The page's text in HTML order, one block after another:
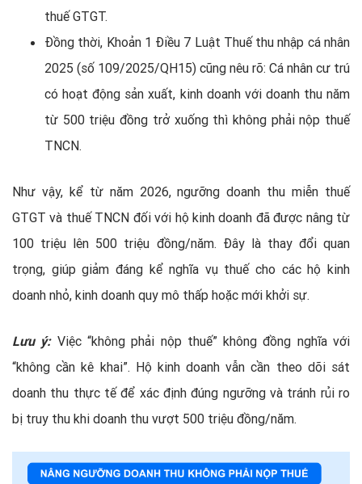
thuế GTGT.
Đồng thời, Khoản 1 Điều 7 Luật Thuế thu nhập cá nhân
2025 (số 109/2025/QH15) cũng nêu rõ: Cá nhân cư trú
có hoạt động sản xuất, kinh doanh với doanh thu năm
từ 500 triệu đồng trở xuống thì không phải nộp thuế
TNCN.
Như vậy, kể từ năm 2026, ngưỡng doanh thu miễn thuế
GTGT và thuế TNCN đối với hộ kinh doanh đã được nâng từ
100 triệu lên 500 triệu đồng/năm. Đây là thay đổi quan
trọng, giúp giảm đáng kể nghĩa vụ thuế cho các hộ kinh
doanh nhỏ, kinh doanh quy mô thấp hoặc mới khởi sự.
Lưu ý: Việc “không phải nộp thuế” không đồng nghĩa với
“không cần kê khai”. Hộ kinh doanh vẫn cần theo dõi sát
doanh thu thực tế để xác định đúng ngưỡng và tránh rủi ro
bị truy thu khi doanh thu vượt 500 triệu đồng/năm.